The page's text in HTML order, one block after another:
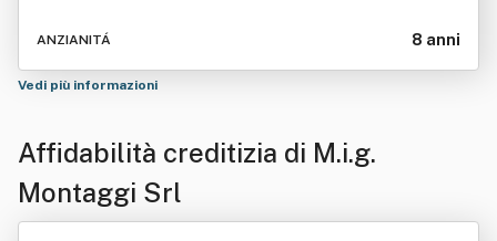
ANZIANITÁ 8 anni
Vedi più informazioni
Affidabilità creditizia di M.i.g.
Montaggi Srl